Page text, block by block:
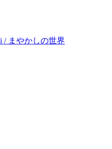
/ まやかしの世界